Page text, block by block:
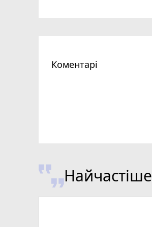
Коментарі
Найчастіше